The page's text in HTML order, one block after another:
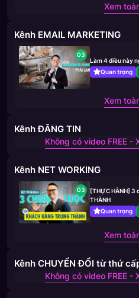
Xem
Kênh EMAIL MARKETING
03
Làm 4 điều này
Quan trọng
Xem
Kênh ĐĂNG TIN
Không có video FREE -
Kênh NET WORKING
03
[THỰC HÀNH] 3
THÀNH
Quan trọng
Xem
Kênh CHUYỂN ĐỔI từ thứ
Không có video FREE -